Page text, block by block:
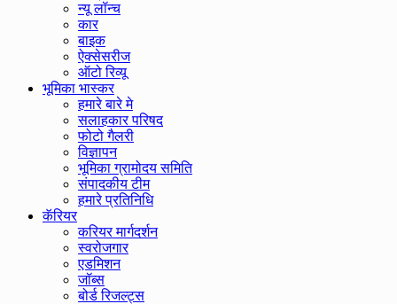
न्यू लॉन्च
कार
बाइक
ऐक्सेसरीज
ऑटो रिव्यू
भूमिका भास्कर
हमारे बारे मे
सलाहकार परिषद
फोटो गैलरी
विज्ञापन
भूमिका ग्रामोदय समिति
संपादकीय टीम
हमारे प्रतिनिधि
कॅरियर
करियर मार्गदर्शन
स्वरोजगार
एडमिशन
जॉब्स
बोर्ड रिजल्ट्स